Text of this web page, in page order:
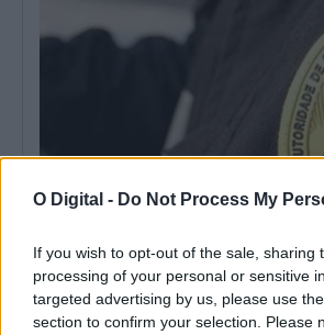
O Digital - Do Not Process My
If you wish to opt-out of the sale, sharing
processing of your personal or sensitive
targeted advertising by us, please use
section to confirm your selection. Please
ASAE encerra dois restaurantes e zona de
comercial em Évora
A Autoridade de Segurança Alimentar e
determinou a suspensão da atividade de...